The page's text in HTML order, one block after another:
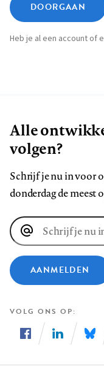
DOORGAAN
Heb je al een account of
Alle
volgen?
Schrijf je nu in voor
donderdag de meest
E-
mailadres
AANMELDEN
VOLG ONS OP
ons
ons
ons